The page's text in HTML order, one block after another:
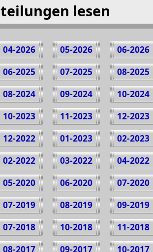
lesen
06-2026
05-2026
04-2026
08-2025
07-2025
06-2025
10-2024
09-2024
08-2024
12-2023
11-2023
10-2023
02-2023
01-2023
12-2022
04-2022
03-2022
02-2022
07-2020
06-2020
05-2020
09-2019
08-2019
07-2019
11-2018
10-2018
07-2018
10-2017
09-2017
08-2017